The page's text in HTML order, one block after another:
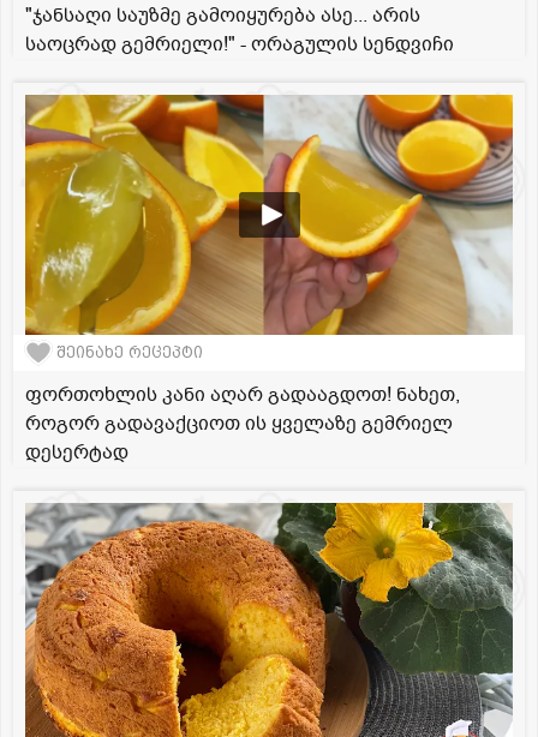
"ჯანსაღი საუზმე გამოიყურება ასე... არის
საოცრად გემრიელი!" - ორაგულის სენდვიჩი
შეინახე რეცეპტი
ფორთოხლის კანი აღარ გადააგდოთ! ნახეთ,
როგორ გადავაქციოთ ის ყველაზე გემრიელ
დესერტად